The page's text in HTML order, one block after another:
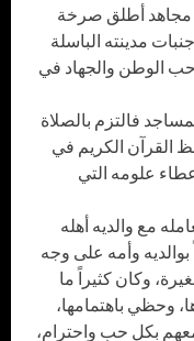
مجاهد أطلق صرخة
مدينته الباسلة
الوطن والجهاد في
فالتزم بالصلاة
القرآن الكريم في
علومه التي
مع والديه أهله
بوالديه وأمه على وجه
وكان كثيراً ما
وحظي باهتمامها،
بكل حب واحترام،